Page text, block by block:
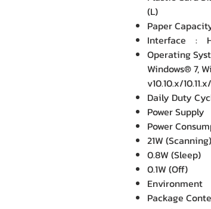
(L)
Paper
Interface :
Operating
Windows® 7,
v10.10.x/
Daily Duty
Power
Power
21W (Scanning)
0.8W (Sleep)
0.1W (Off)
Environment :
Package